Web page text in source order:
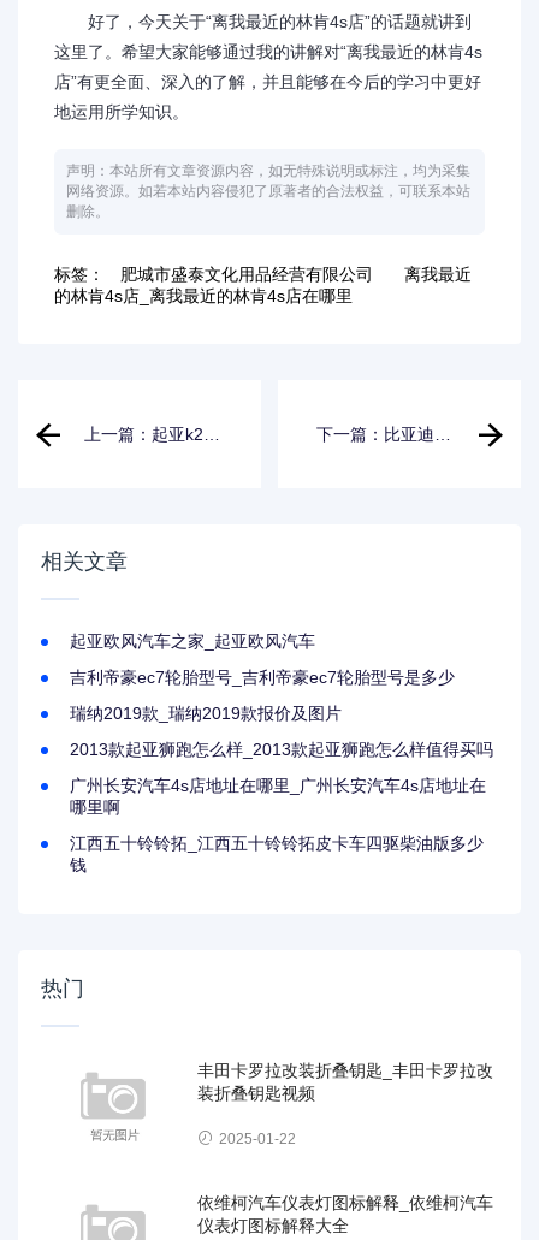
好了，今天关于“离我最近的林肯4s店”的话题就讲到
这里了。希望大家能够通过我的讲解对“离我最近的林肯4s
店”有更全面、深入的了解，并且能够在今后的学习中更好
地运用所学知识。
声明：本站所有文章资源内容，如无特殊说明或标注，均为采集
网络资源。如若本站内容侵犯了原著者的合法权益，可联系本站
删除。
标签： 肥城市盛泰文化用品经营有限公司
离我最近
的林肯4s店_离我最近的林肯4s店在哪里
上一篇：起亚k2参
下一篇：比亚迪m6
相关文章
起亚欧风汽车之家_起亚欧风汽车
吉利帝豪ec7轮胎型号_吉利帝豪ec7轮胎型号是多少
瑞纳2019款_瑞纳2019款报价及图片
2013款起亚狮跑怎么样_2013款起亚狮跑怎么样值得买吗
广州长安汽车4s店地址在哪里_广州长安汽车4s店地址在
哪里啊
江西五十铃铃拓_江西五十铃铃拓皮卡车四驱柴油版多少
钱
热门
丰田卡罗拉改装折叠钥匙_丰田卡罗拉改
装折叠钥匙视频
2025-01-22
依维柯汽车仪表灯图标解释_依维柯汽车
仪表灯图标解释大全